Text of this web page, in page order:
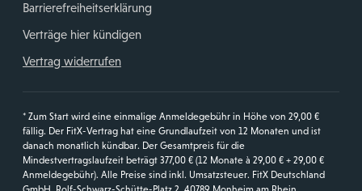
Barrierefreiheitserklärung
Verträge hier kündigen
Vertrag widerrufen
* Zum Start wird eine einmalige Anmeldegebühr in Höhe von 29,00 €
fällig. Der FitX-Vertrag hat eine Grundlaufzeit von 12 Monaten und ist
danach monatlich kündbar. Der Gesamtpreis für die
Mindestvertragslaufzeit beträgt 377,00 € (12 Monate à 29,00 € + 29,00 €
Anmeldegebühr). Alle Preise sind inkl. Umsatzsteuer. FitX Deutschland